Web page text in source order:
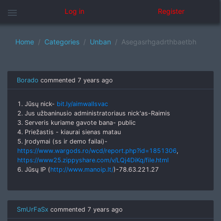
menu Log in Register
Home Categories Unban Asegasrhgadrthbaetbh
Borado commented 7 years ago
1. Jūsų nick- bit.ly/aimwallsvac
2. Jus užbaninusio administratoriaus nick'as-Raimis
3. Serveris kuriame gavote bana- public
4. Priežastis - kiaurai sienas matau
5. Įrodymai (ss ir demo failai)-
https://www.wargods.ro/wcd/report.php?id=1851306,
https://www25.zippyshare.com/v/LQj4DiKq/file.html
6. Jūsų IP (http://www.manoip.lt/)-78.63.221.27
SmUrFaSx commented 7 years ago